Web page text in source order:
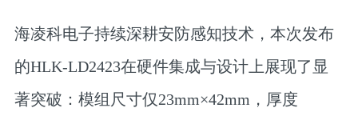
海凌科电子持续深耕安防感知技术，本次发布
的HLK-LD2423在硬件集成与设计上展现了显
著突破：模组尺寸仅23mm×42mm，厚度